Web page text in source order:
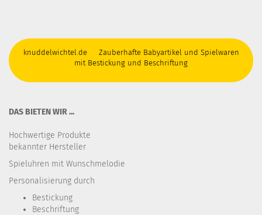
knuddelwichtel.de Zauberhafte Babyartikel und Spielwaren
mit Bestickung und Beschriftung
DAS BIETEN WIR ...
Hochwertige Produkte
bekannter Hersteller
Spieluhren mit Wunschmelodie
Personalisierung durch
Bestickung​
Beschriftung